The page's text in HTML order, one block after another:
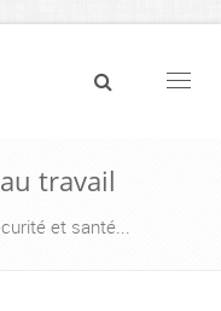
travail
et santé...